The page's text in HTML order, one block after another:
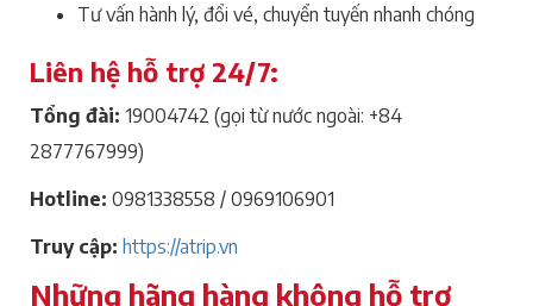
Tư vấn hành lý, đổi vé, chuyển tuyến nhanh chóng
Liên hệ hỗ trợ 24/7:
Tổng đài: 19004742 (gọi từ nước ngoài: +84
2877767999)
Hotline: 0981338558 / 0969106901
Truy cập: https://atrip.vn
Những hãng hàng không hỗ trợ